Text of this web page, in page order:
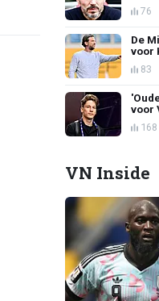
76
De
voor
83
voor
168
VN Inside